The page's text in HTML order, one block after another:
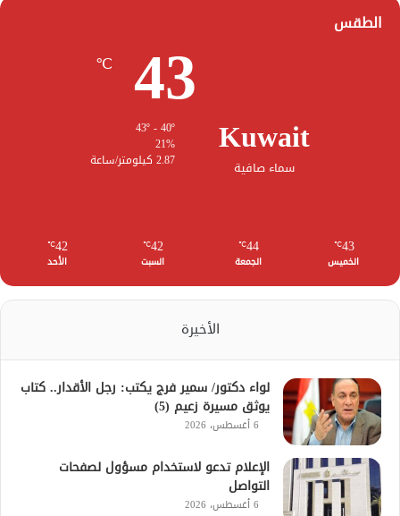
الطقس
Kuwait
سماء صافية
43
℃
21%
2.87 كيلومتر/ساعة
43
℃
الخميس
44
℃
الجمعة
42
℃
السبت
42
℃
الأحد
الأخيرة
لواء دكتور/ سمير فرج يكتب: رجل الأقدار.. كتاب
يوثق مسيرة زعيم (5)
6 أغسطس، 2026
الإعلام تدعو لاستخدام مسؤول لصفحات
التواصل
6 أغسطس، 2026